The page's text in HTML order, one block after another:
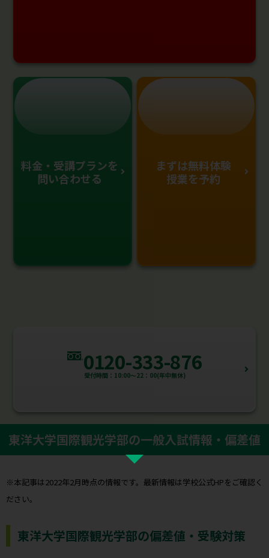
料金・受講プランを
問い合わせる
まずは無料体験
授業を予約
0120-333-876
受付時間：10:00～22：00(年中無休)
東洋大学国際観光学部の一般入試情報・偏差値
※本記事は2022年2月時点の情報です。最新情報は学校公式HPをご確認く
ださい。
東洋大学国際観光学部の偏差値・受験対策